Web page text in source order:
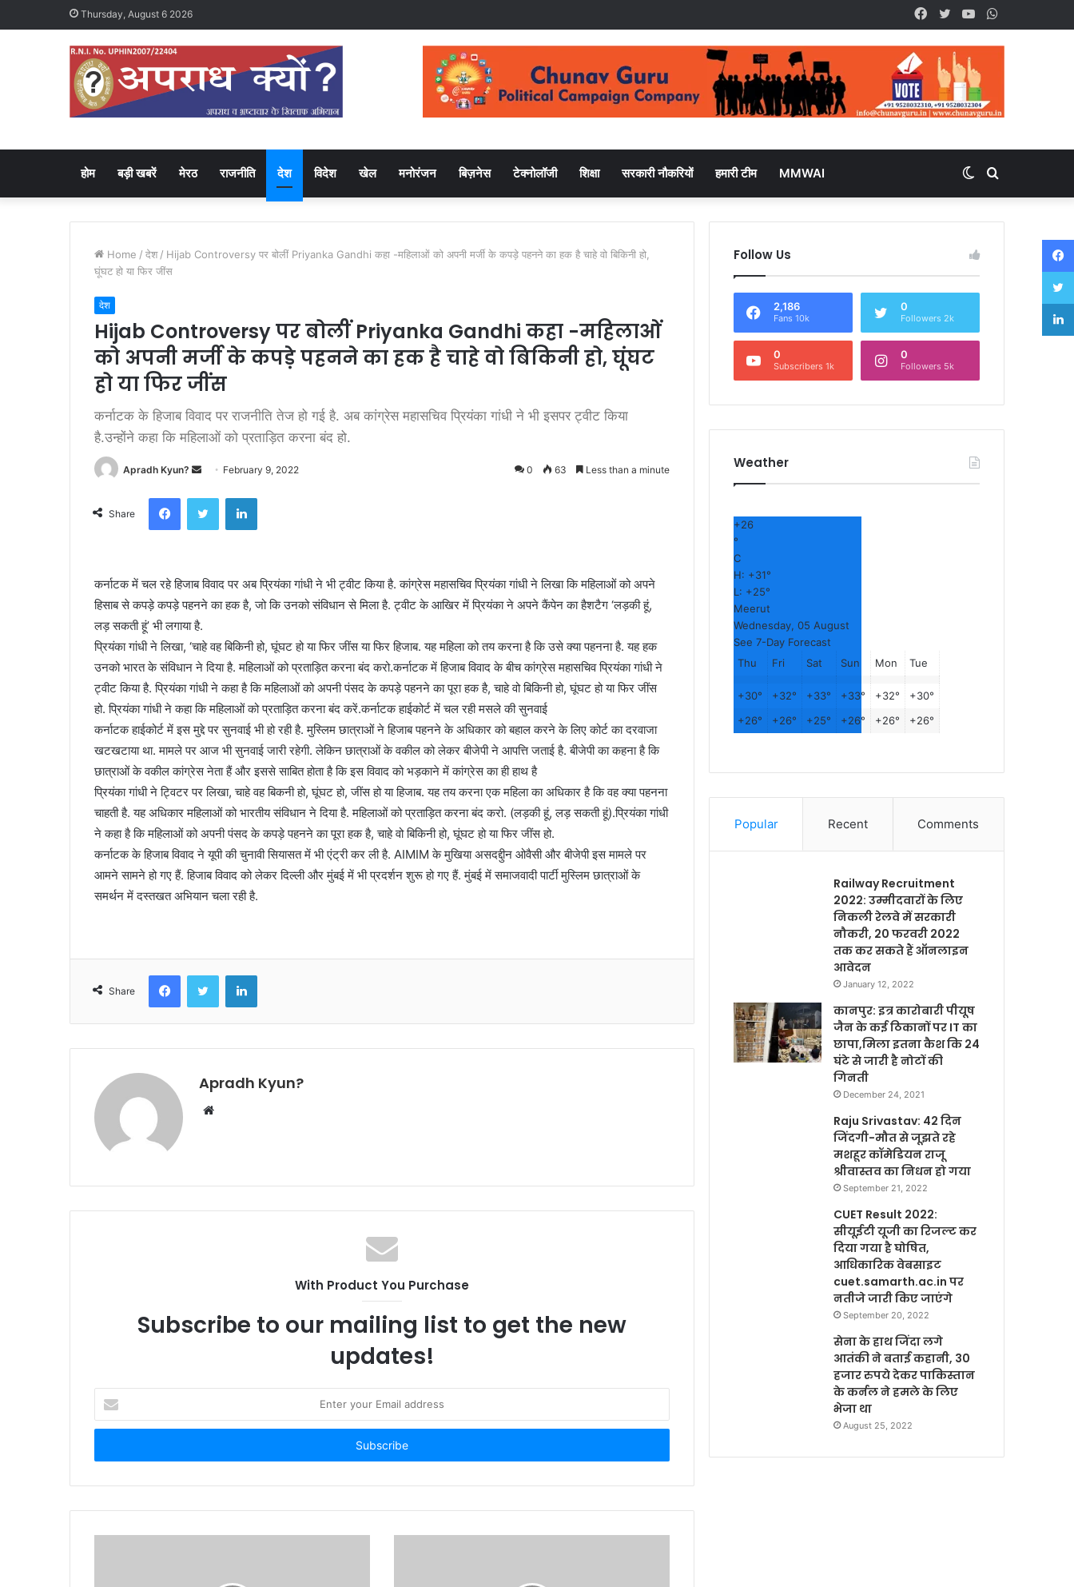
Thursday, August 6 2026 YouTube
Twitter
Facebook
होम बड़ी खबरें मेरठ राजनीति देश विदेश खेल मनोरंजन बिज़नेस टेक्नोलॉजी शिक्षा सरकारी नौकरियों हमारी टीम MMWAI
for
Switch
skin
Home / देश / Hijab Controversy पर बोलीं Priyanka Gandhi कहा -महिलाओं को अपनी मर्जी के कपड़े पहनने का हक है चाहे वो बिकिनी हो,
घूंघट हो या फिर जींस
देश
Hijab Controversy पर बोलीं Priyanka Gandhi कहा -महिलाओं
को अपनी मर्जी के कपड़े पहनने का हक है चाहे वो बिकिनी हो, घूंघट
हो या फिर जींस
कर्नाटक के हिजाब विवाद पर राजनीति तेज हो गई है. अब कांग्रेस महासचिव प्रियंका गांधी ने भी इसपर ट्वीट किया
है.उन्होंने कहा कि महिलाओं को प्रताड़ित करना बंद हो.
Apradh Kyun?
n
e
m
i
l
February 9, 2022 0 63 Less than a minute
Share
कर्नाटक में चल रहे हिजाब विवाद पर अब प्रियंका गांधी ने भी ट्वीट किया है. कांग्रेस महासचिव प्रियंका गांधी ने लिखा कि महिलाओं को अपने
हिसाब से कपड़े कपड़े पहनने का हक है, जो कि उनको संविधान से मिला है. ट्वीट के आखिर में प्रियंका ने अपने कैंपेन का हैशटैग ‘लड़की हूं,
लड़ सकती हूं’ भी लगाया है.
प्रियंका गांधी ने लिखा, ‘चाहे वह बिकिनी हो, घूंघट हो या फिर जींस या फिर हिजाब. यह महिला को तय करना है कि उसे क्या पहनना है. यह हक
उनको भारत के संविधान ने दिया है. महिलाओं को प्रताड़ित करना बंद करो.कर्नाटक में हिजाब विवाद के बीच कांग्रेस महासचिव प्रियंका गांधी ने
ट्वीट किया है. प्रियंका गांधी ने कहा है कि महिलाओं को अपनी पंसद के कपड़े पहनने का पूरा हक है, चाहे वो बिकिनी हो, घूंघट हो या फिर जींस
हो. प्रियंका गांधी ने कहा कि महिलाओं को प्रताड़ित करना बंद करें.कर्नाटक हाईकोर्ट में चल रही मसले की सुनवाई
कर्नाटक हाईकोर्ट में इस मुद्दे पर सुनवाई भी हो रही है. मुस्लिम छात्राओं ने हिजाब पहनने के अधिकार को बहाल करने के लिए कोर्ट का दरवाजा
खटखटाया था. मामले पर आज भी सुनवाई जारी रहेगी. लेकिन छात्राओं के वकील को लेकर बीजेपी ने आपत्ति जताई है. बीजेपी का कहना है कि
छात्राओं के वकील कांग्रेस नेता हैं और इससे साबित होता है कि इस विवाद को भड़काने में कांग्रेस का ही हाथ है
प्रियंका गांधी ने ट्विटर पर लिखा, चाहे वह बिकनी हो, घूंघट हो, जींस हो या हिजाब. यह तय करना एक महिला का अधिकार है कि वह क्या पहनना
चाहती है. यह अधिकार महिलाओं को भारतीय संविधान ने दिया है. महिलाओं को प्रताड़ित करना बंद करो. (लड़की हूं, लड़ सकती हूं).प्रियंका गांधी
ने कहा है कि महिलाओं को अपनी पंसद के कपड़े पहनने का पूरा हक है, चाहे वो बिकिनी हो, घूंघट हो या फिर जींस हो.
कर्नाटक के हिजाब विवाद ने यूपी की चुनावी सियासत में भी एंट्री कर ली है. AIMIM के मुखिया असदद्दुीन ओवैसी और बीजेपी इस मामले पर
आमने सामने हो गए हैं. हिजाब विवाद को लेकर दिल्ली और मुंबई में भी प्रदर्शन शुरू हो गए हैं. मुंबई में समाजवादी पार्टी मुस्लिम छात्राओं के
समर्थन में दस्तखत अभियान चला रही है.
Share
Apradh Kyun?
i
With Product You Purchase
Subscribe to our mailing list to get the new
updates!
t
r
u
Follow Us
2,186
Fans 10k
0
Followers 2k
0
Subscribers 1k
0
Followers 5k
Weather
+26
°
C
H: +31°
L: +25°
Meerut
Wednesday, 05 August
See 7-Day Forecast
Thu
Fri Sat Sun Mon Tue
+30° +32° +33° +33° +32° +30°
+26° +26° +25° +26° +26° +26°
Popular Recent Comments
Railway Recruitment
2022: उम्मीदवारों के लिए
निकली रेलवे में सरकारी
नौकरी, 20 फरवरी 2022
तक कर सकते हैं ऑनलाइन
आवेदन
January 12, 2022
कानपुर: इत्र कारोबारी पीयूष
जैन के कई ठिकानों पर IT का
छापा,मिला इतना कैश कि 24
घंटे से जारी है नोटों की
गिनती
December 24, 2021
Raju Srivastav: 42 दिन
जिंदगी-मौत से जूझते रहे
मशहूर कॉमेडियन राजू
श्रीवास्तव का निधन हो गया
September 21, 2022
CUET Result 2022:
सीयूईटी यूजी का रिजल्ट कर
दिया गया है घोषित,
आधिकारिक वेबसाइट
cuet.samarth.ac.in पर
नतीजे जारी किए जाएंगे
September 20, 2022
सेना के हाथ जिंदा लगे
आतंकी ने बताई कहानी, 30
हजार रुपये देकर पाकिस्तान
के कर्नल ने हमले के लिए
भेजा था
August 25, 2022